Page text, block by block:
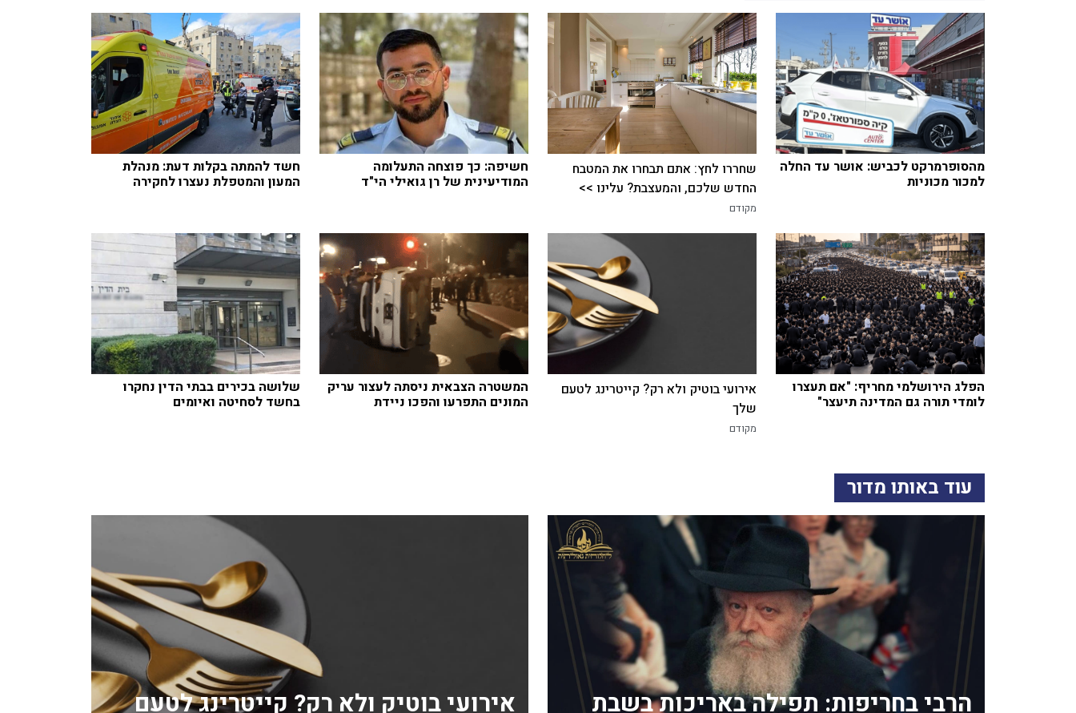
מהסופרמרקט לכביש: אושר עד החלה
למכור מכוניות
שחררו לחץ: אתם תבחרו את המטבח
החדש שלכם, והמעצבת? עלינו >>
מקודם
חשיפה: כך פוצחה התעלומה
המודיעינית של רן גואילי הי"ד
חשד להמתה בקלות דעת: מנהלת
המעון והמטפלת נעצרו לחקירה
הפלג הירושלמי מחריף: "אם תעצרו
לומדי תורה גם המדינה תיעצר"
אירועי בוטיק ולא רק? קייטרינג לטעם
שלך
מקודם
המשטרה הצבאית ניסתה לעצור עריק
המונים התפרעו והפכו ניידת
שלושה בכירים בבתי הדין נחקרו
בחשד לסחיטה ואיומים
עוד באותו מדור
הרבי בחריפות: תפילה באריכות בשבת אירועי בוטיק ולא רק? קייטרינג לטעם